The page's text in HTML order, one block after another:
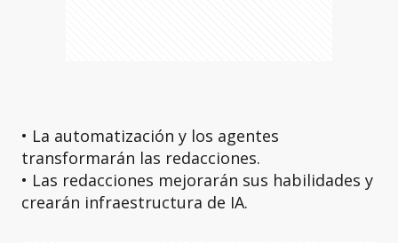
• La automatización y los agentes
transformarán las redacciones.
• Las redacciones mejorarán sus habilidades y
crearán infraestructura de IA.